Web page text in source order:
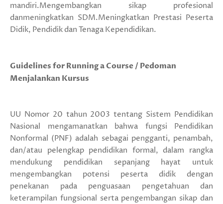
mandiri.Mengembangkan sikap profesional
danmeningkatkan SDM.Meningkatkan Prestasi Peserta
Didik, Pendidik dan Tenaga Kependidikan.
Guidelines for Running a Course / Pedoman
Menjalankan Kursus
UU Nomor 20 tahun 2003 tentang Sistem Pendidikan
Nasional mengamanatkan bahwa fungsi Pendidikan
Nonformal (PNF) adalah sebagai pengganti, penambah,
dan/atau pelengkap pendidikan formal, dalam rangka
mendukung pendidikan sepanjang hayat untuk
mengembangkan potensi peserta didik dengan
penekanan pada penguasaan pengetahuan dan
keterampilan fungsional serta pengembangan sikap dan